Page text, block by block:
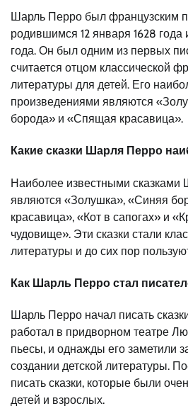
Шарль Перро был французским
родившимся 12 января 1628
года. Он был одним из первых
считается отцом классической
литературы для детей. Его
произведениями являются
борода» и «Спящая красавица».
Какие сказки Шарля Перро
Наиболее известными
являются «Золушка», «Синяя
красавица», «Кот в сапогах» и
чудовище». Эти сказки стали
литературы и до сих пор
Как Шарль Перро стал
Шарль Перро начал писать
работал в придворном театре
пьесы, и однажды его заметили
создании детской литературы.
писать сказки, которые были
детей и взрослых.